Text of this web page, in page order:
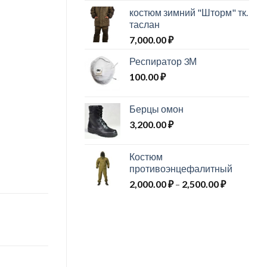
костюм зимний "Шторм" тк.
таслан
7,000.00₽
Респиратор 3М
100.00₽
Берцы омон
3,200.00₽
Костюм
противоэнцефалитный
2,000.00₽ – 2,500.00₽